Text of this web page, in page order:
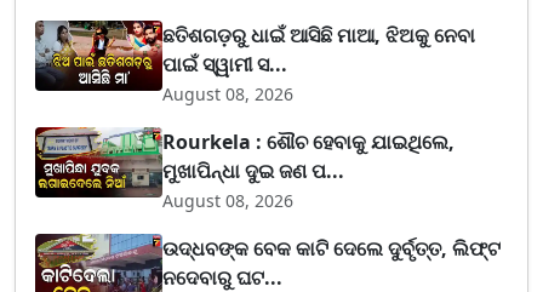
ଛତିଶଗଡ଼ରୁ ଧାଇଁ ଆସିଛି ମାଆ, ଝିଅକୁ ନେବା
ପାଇଁ ସ୍ୱାମୀ ସ...
August 08, 2026
Rourkela : ଶୌଚ ହେବାକୁ ଯାଇଥିଲେ,
ମୁଖାପିନ୍ଧା ଦୁଇ ଜଣ ପ...
August 08, 2026
ଉଦ୍ଧବଙ୍କ ବେକ କାଟି ଦେଲେ ଦୁର୍ବୃତ୍ତ, ଲିଫ୍ଟ
ନଦେବାରୁ ଘଟ...